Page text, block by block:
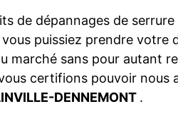
de dépannages de
puissiez prendre votre
marché sans pour autant
certifions pouvoir nous
DENNEMONT .